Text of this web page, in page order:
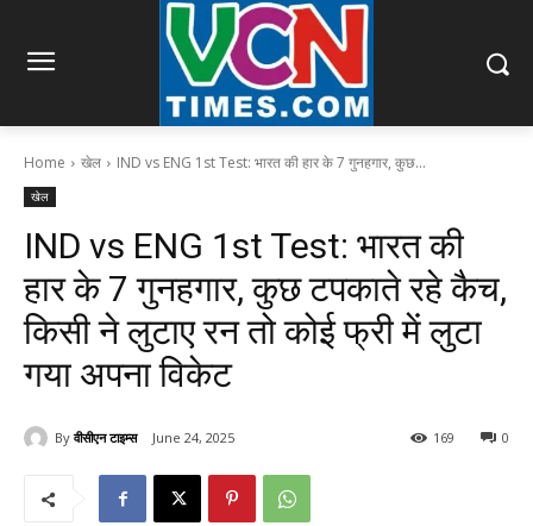
Home खेल IND vs ENG 1st Test: भारत की हार के 7 गुनहगार, कुछ...
खेल
IND vs ENG 1st Test: भारत की
हार के 7 गुनहगार, कुछ टपकाते रहे कैच,
किसी ने लुटाए रन तो कोई फ्री में लुटा
गया अपना विकेट
By वीसीएन टाइम्स June 24, 2025 0
169